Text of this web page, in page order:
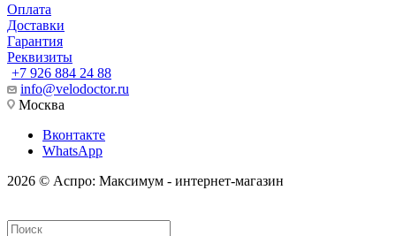
Оплата
Доставки
Гарантия
Реквизиты
+7 926 884 24 88
info@velodoctor.ru
Москва
Вконтакте
WhatsApp
2026 © Аспро: Максимум - интернет-магазин